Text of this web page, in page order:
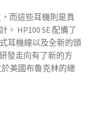
，而這些耳機則是真
HP100 SE 配備了
耳機線以及全新的頭
發走向有了新的方
於美國布魯克林的總